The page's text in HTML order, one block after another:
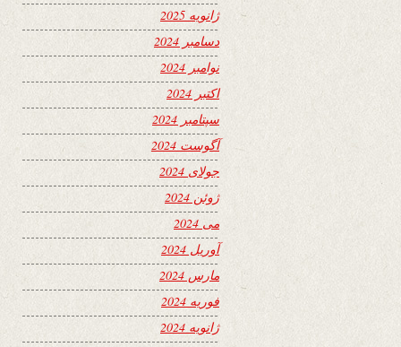
ژانویه 2025
دسامبر 2024
نوامبر 2024
اکتبر 2024
سپتامبر 2024
آگوست 2024
جولای 2024
ژوئن 2024
می 2024
آوریل 2024
مارس 2024
فوریه 2024
ژانویه 2024